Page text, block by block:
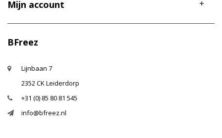
Mijn account
BFreez
Lijnbaan 7
2352 CK Leiderdorp
+31 (0) 85 80 81 545
info@bfreez.nl